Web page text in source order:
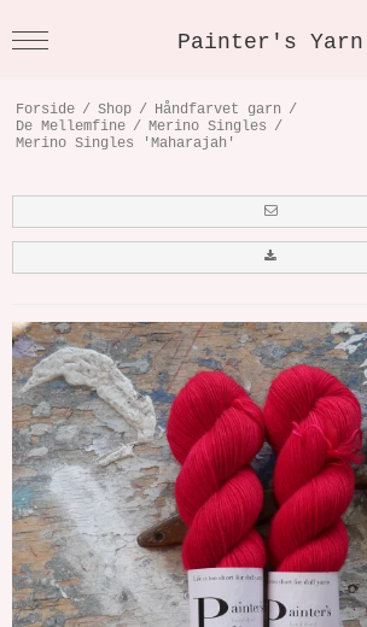
Painter's Yarn
Forside / Shop / Håndfarvet garn /
De Mellemfine / Merino Singles /
Merino Singles 'Maharajah'